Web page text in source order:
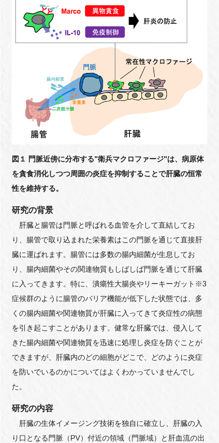
図１ 門脈近傍に分布する"衛兵マクロファージ"は、病原体
を貪食消化しつつ周囲の炎症を抑制することで肝臓の恒常
性を維持する。
研究の背景
肝臓と腸管は門脈と呼ばれる血管を介して直結してお
り、腸管で取り込まれた栄養素はこの門脈を通じて直接肝
臓に運ばれます。腸管には多数の腸内細菌が生息してお
り、腸内細菌やその関連物質もしばしば門脈を通じて肝臓
に入ってきます。特に、潰瘍性大腸炎やリーキーガット※3
症候群のように腸管のバリア機能が低下した状態では、多
くの腸内細菌や関連物質が肝臓に入ってきて炎症性の病態
を引き起こすことがあります。健常な肝臓では、侵入して
きた腸内細菌や関連物質を迅速に処理し炎症を防ぐことが
できますが、肝臓内のどの細胞がどこで、どのように炎症
を防いでいるのかについてはよくわかっていませんでし
た。
研究の内容
肝臓の生体イメージング技術を独自に確立し、肝臓の入
り口となる門脈（PV）付近の領域（門脈域）と肝血流の出